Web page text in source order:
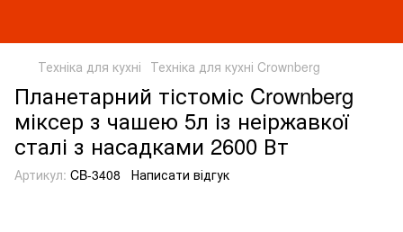
Техніка для кухні Техніка для кухні Crownberg
Планетарний тістоміс Crownberg
міксер з чашею 5л із неіржавкої
сталі з насадками 2600 Вт
Артикул: CB-3408 Написати відгук